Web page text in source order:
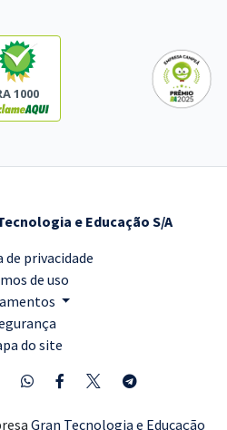
1000
e Educação S/A
privacidade
de uso
do site
Gran Tecnologia e Educação